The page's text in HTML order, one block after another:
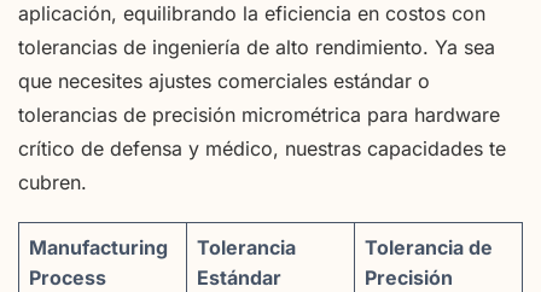
aplicación, equilibrando la eficiencia en costos con
tolerancias de ingeniería de alto rendimiento. Ya sea
que necesites ajustes comerciales estándar o
tolerancias de precisión micrométrica para hardware
crítico de defensa y médico, nuestras capacidades te
cubren.
Manufacturing
Process
Tolerancia
Estándar
Tolerancia de
Precisión